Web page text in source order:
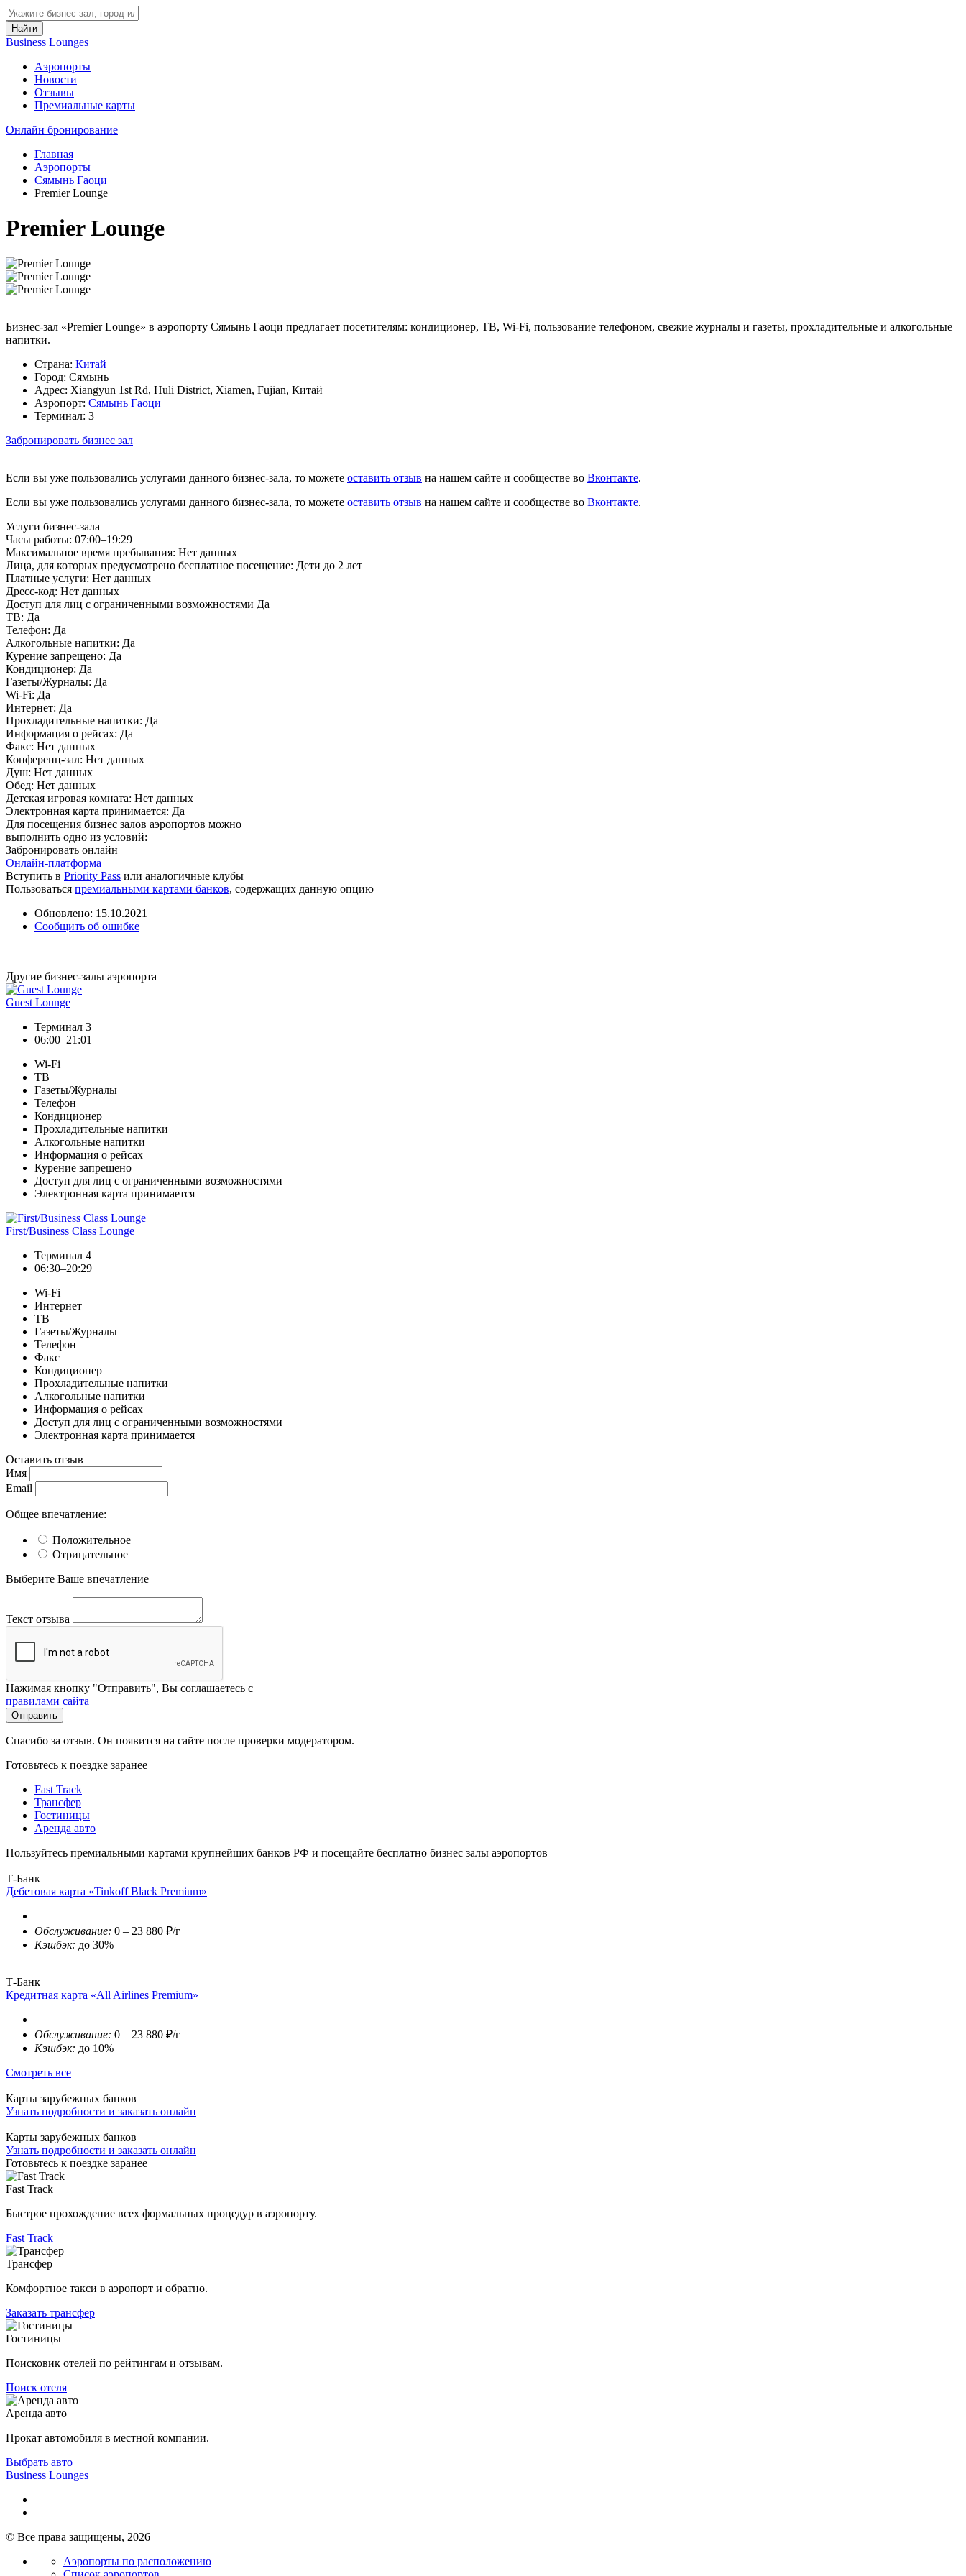
Найти
Business Lounges
Аэропорты
Новости
Отзывы
Премиальные карты
Онлайн бронирование
Главная
Аэропорты
Сямынь Гаоци
Premier Lounge
Premier Lounge
Бизнес-зал «Premier Lounge» в аэропорту Сямынь Гаоци предлагает посетителям: кондиционер, ТВ, Wi-Fi, пользование телефоном, свежие журналы и газеты, прохладительные и алкогольные
напитки.
Страна: Китай
Город: Сямынь
Адрес: Xiangyun 1st Rd, Huli District, Xiamen, Fujian, Китай
Аэропорт: Сямынь Гаоци
Терминал: 3
Забронировать бизнес зал
Если вы уже пользовались услугами данного бизнес-зала, то можете оставить отзыв на нашем сайте и сообществе во Вконтакте.
Если вы уже пользовались услугами данного бизнес-зала, то можете оставить отзыв на нашем сайте и сообществе во Вконтакте.
Услуги бизнес-зала
Часы работы: 07:00–19:29
Максимальное время пребывания: Нет данных
Лица, для которых предусмотрено бесплатное посещение: Дети до 2 лет
Платные услуги: Нет данных
Дресс-код: Нет данных
Доступ для лиц с ограниченными возможностями Да
ТВ: Да
Телефон: Да
Алкогольные напитки: Да
Курение запрещено: Да
Кондиционер: Да
Газеты/Журналы: Да
Wi-Fi: Да
Интернет: Да
Прохладительные напитки: Да
Информация о рейсах: Да
Факс: Нет данных
Конференц-зал: Нет данных
Душ: Нет данных
Обед: Нет данных
Детская игровая комната: Нет данных
Электронная карта принимается: Да
Для посещения бизнес залов аэропортов можно
выполнить одно из условий:
Забронировать онлайн
Онлайн-платформа
Вступить в Priority Pass или аналогичные клубы
Пользоваться премиальными картами банков, содержащих данную опцию
Обновлено: 15.10.2021
Сообщить об ошибке
Другие бизнес-залы аэропорта
Guest Lounge
Терминал 3
06:00–21:01
Wi-Fi
ТВ
Газеты/Журналы
Телефон
Кондиционер
Прохладительные напитки
Алкогольные напитки
Информация о рейсах
Курение запрещено
Доступ для лиц с ограниченными возможностями
Электронная карта принимается
First/Business Class Lounge
Терминал 4
06:30–20:29
Wi-Fi
Интернет
ТВ
Газеты/Журналы
Телефон
Факс
Кондиционер
Прохладительные напитки
Алкогольные напитки
Информация о рейсах
Доступ для лиц с ограниченными возможностями
Электронная карта принимается
Оставить отзыв
Имя
Email
Общее впечатление:
Положительное
Отрицательное
Выберите Ваше впечатление
Текст отзыва
Нажимая кнопку "Отправить", Вы соглашаетесь с
правилами сайта
Отправить
Спасибо за отзыв. Он появится на сайте после проверки модератором.
Готовьтесь к поездке заранее
Fast Track
Трансфер
Гостиницы
Аренда авто
Пользуйтесь премиальными картами крупнейших банков РФ и посещайте бесплатно бизнес залы аэропортов
Т-Банк
Дебетовая карта «Tinkoff Black Premium»
Обслуживание: 0 – 23 880 ₽/г
Кэшбэк: до 30%
Т-Банк
Кредитная карта «All Airlines Premium»
Обслуживание: 0 – 23 880 ₽/г
Кэшбэк: до 10%
Смотреть все
Карты зарубежных банков
Узнать подробности и заказать онлайн
Карты зарубежных банков
Узнать подробности и заказать онлайн
Готовьтесь к поездке заранее
Fast Track
Быстрое прохождение всех формальных процедур в аэропорту.
Fast Track
Трансфер
Комфортное такси в аэропорт и обратно.
Заказать трансфер
Гостиницы
Поисковик отелей по рейтингам и отзывам.
Поиск отеля
Аренда авто
Прокат автомобиля в местной компании.
Выбрать авто
Business Lounges
© Все права защищены, 2026
Аэропорты по расположению